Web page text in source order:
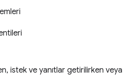
istek ve yanıtlar getirilirken veya